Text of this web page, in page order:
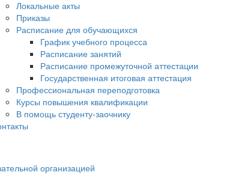
Локальные акты
Приказы
Расписание для обучающихся
График учебного процесса
Расписание занятий
Расписание промежуточной аттестации
Государственная итоговая аттестация
Профессиональная переподготовка
Курсы повышения квалификации
В помощь студенту-заочнику
организацией